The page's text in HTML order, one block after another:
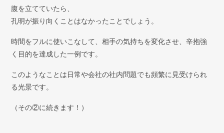
腹を立てていたら、
孔明が振り向くことはなかったことでしょう。
時間をフルに使いこなして、相手の気持ちを変化させ、辛抱強
く目的を達成した一例です。
このようなことは日常や会社の社内問題でも頻繁に見受けられ
る光景です。
（その②に続きます！）